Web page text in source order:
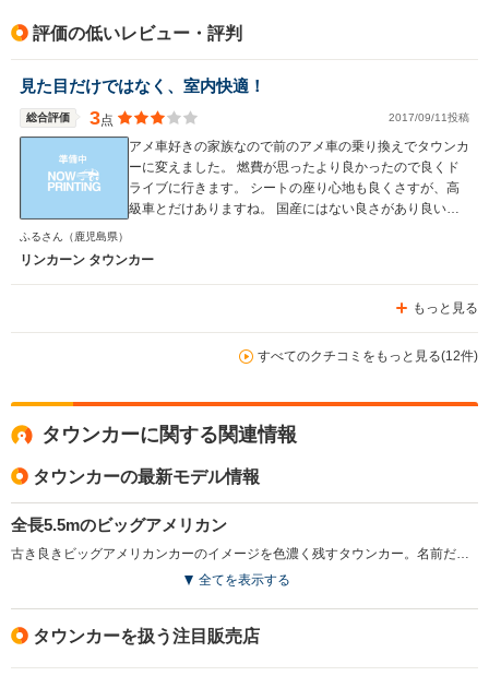
評価の低いレビュー・評判
見た目だけではなく、室内快適！
総合評価 3点 2017/09/11投稿
アメ車好きの家族なので前のアメ車の乗り換えでタウンカ
ーに変えました。 燃費が思ったより良かったので良くド
ライブに行きます。 シートの座り心地も良くさすが、高
級車とだけありますね。 国産にはない良さがあり良いで
た時は物凄く大変でした。 トランクもボタン一つで開く
適に過ごせます。 後ろもゆったりとしていて楽に過ごせ
もちろん家電も乗ってしまうのでその面では良いと思いま
す。 ですが、故障を考えると遠出は怖いですね。
ふるさん （鹿児島県）
リンカーン タウンカー
もっと見る
すべてのクチコミをもっと見る(12件)
タウンカーに関する関連情報
タウンカーの最新モデル情報
全長5.5mのビッグアメリカン
古き良きビッグアメリカンカーのイメージを色濃く残すタウンカー。名前だけ聞くと街乗り仕様に思えるが、ボディサイズはなんと5.5mを超える。それでも1980年代に入って小さくなったというのだから、広大なアメリカの大地に驚くしかない。6ライト6人乗りのセダンスタイルを採るタウンカーは保守的なアメリカ人に好まれ、それゆえ公用車やタクシーなどに使われることが多い。駆動方式は伝統的なFR（後輪駆動）。リアサスはリジッドだが乗り心地がいいのは言うまでもない。搭載されるエンジンは4.6LのV8がメインだが、5Lモデルも導入されたことがある。（1989.11）
全てを表示する
タウンカーを扱う注目販売店